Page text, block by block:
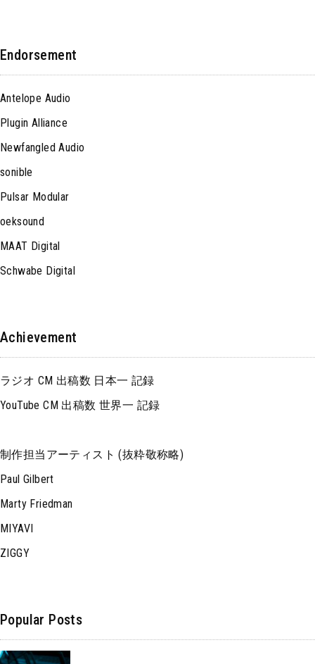
Endorsement
Antelope Audio
Plugin Alliance
Newfangled Audio
sonible
Pulsar Modular
oeksound
MAAT Digital
Schwabe Digital
Achievement
ラジオ CM 出稿数 日本一 記録
YouTube CM 出稿数 世界一 記録
制作担当アーティスト (抜粋敬称略)
Paul Gilbert
Marty Friedman
MIYAVI
ZIGGY
Popular Posts